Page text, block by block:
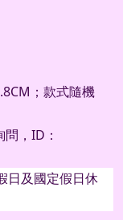
；款式隨機
問， ID ：
日及國定假日休